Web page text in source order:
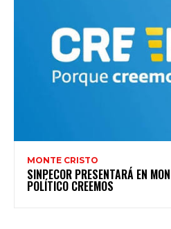
MONTE CRISTO
SINPECOR PRESENTARÁ EN
POLÍTICO CREEMOS